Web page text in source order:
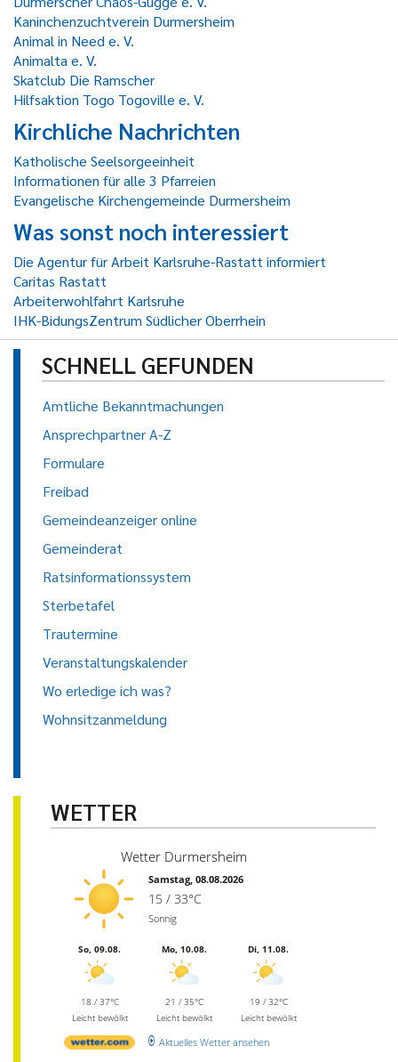
Kaninchenzuchtverein Durmersheim
Animal in Need e. V.
Animalta e. V.
Skatclub Die Ramscher
Hilfsaktion Togo Togoville e. V.
Kirchliche Nachrichten
Katholische Seelsorgeeinheit
Informationen für alle 3 Pfarreien
Evangelische Kirchengemeinde Durmersheim
Was sonst noch interessiert
Die Agentur für Arbeit Karlsruhe-Rastatt informiert
Caritas Rastatt
Arbeiterwohlfahrt Karlsruhe
IHK-BidungsZentrum Südlicher Oberrhein
SCHNELL GEFUNDEN
Amtliche Bekanntmachungen
Ansprechpartner A-Z
Formulare
Freibad
Gemeindeanzeiger online
Gemeinderat
Ratsinformationssystem
Sterbetafel
Trautermine
Veranstaltungskalender
Wo erledige ich was?
Wohnsitzanmeldung
WETTER
Wetter Durmersheim
Samstag, 08.08.2026
15 / 33°C
Sonnig
So, 09.08.
18 / 37°C
Leicht bewölkt
Mo, 10.08.
21 / 35°C
Leicht bewölkt
Di, 11.08.
19 / 32°C
Leicht bewölkt
Aktuelles Wetter ansehen